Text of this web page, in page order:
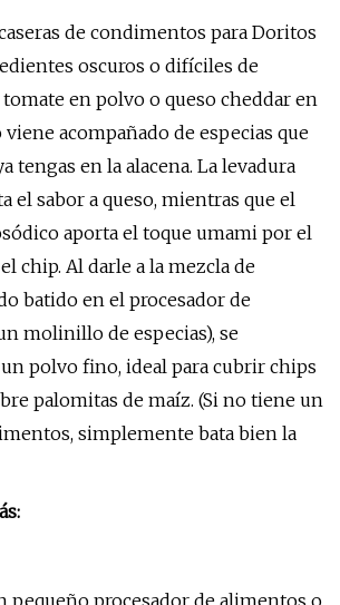
de condimentos para Doritos
oscuros o difíciles de
en polvo o queso cheddar en
acompañado de especias que
tengas en la alacena. La levadura
el sabor a queso, mientras que el
aporta el toque umami por el
chip. Al darle a la mezcla de
batido en el procesador de
molinillo de especias), se
polvo fino, ideal para cubrir chips
palomitas de maíz. (Si no tiene un
simplemente bata bien la
pequeño procesador de alimentos o